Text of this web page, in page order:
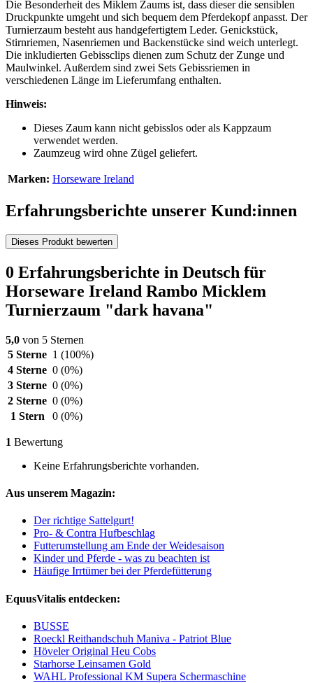
Die Besonderheit des Miklem Zaums ist, dass dieser die sensiblen
Druckpunkte umgeht und sich bequem dem Pferdekopf anpasst. Der
Turnierzaum besteht aus handgefertigtem Leder. Genickstück,
Stirnriemen, Nasenriemen und Backenstücke sind weich unterlegt.
Die inkludierten Gebissclips dienen zum Schutz der Zunge und
Maulwinkel. Außerdem sind zwei Sets Gebissriemen in
verschiedenen Länge im Lieferumfang enthalten.
Hinweis:
Dieses Zaum kann nicht gebisslos oder als Kappzaum
verwendet werden.
Zaumzeug wird ohne Zügel geliefert.
Marken: Horseware Ireland
Erfahrungsberichte unserer Kund:innen
Dieses Produkt bewerten
0 Erfahrungsberichte in Deutsch für
Horseware Ireland Rambo Micklem
Turnierzaum "dark havana"
5,0 von 5 Sternen
5 Sterne 1 (100%)
4 Sterne 0 (0%)
3 Sterne 0 (0%)
2 Sterne 0 (0%)
1 Stern
0 (0%)
1 Bewertung
Keine Erfahrungsberichte vorhanden.
Aus unserem Magazin:
Der richtige Sattelgurt!
Pro- & Contra Hufbeschlag
Futterumstellung am Ende der Weidesaison
Kinder und Pferde - was zu beachten ist
Häufige Irrtümer bei der Pferdefütterung
EquusVitalis entdecken:
BUSSE
Roeckl Reithandschuh Maniva - Patriot Blue
Höveler Original Heu Cobs
Starhorse Leinsamen Gold
WAHL Professional KM Supera Schermaschine